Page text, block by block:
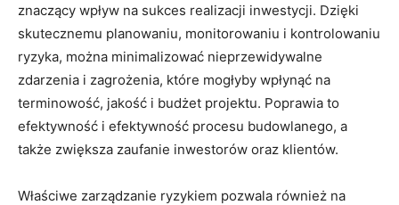
znaczący wpływ na sukces realizacji inwestycji.​ Dzięki
skutecznemu planowaniu, monitorowaniu i kontrolowaniu
ryzyka, można minimalizować nieprzewidywalne
zdarzenia i zagrożenia, które mogłyby wpłynąć na
terminowość, jakość ⁤i budżet ⁣projektu. Poprawia ⁤to
efektywność i efektywność procesu budowlanego, a
‍także zwiększa​ zaufanie inwestorów oraz klientów.
Właściwe zarządzanie‌ ryzykiem pozwala również na